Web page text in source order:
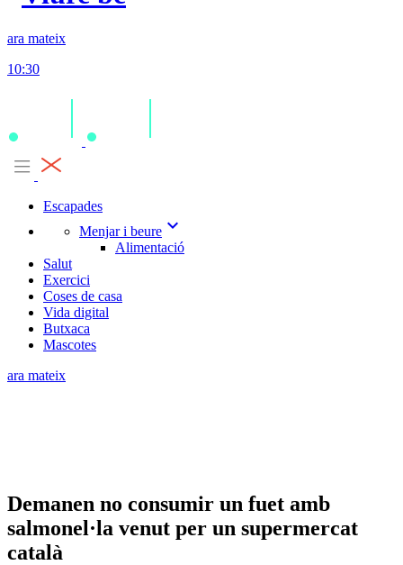
ara mateix
10:30
Escapades
Menjar i beure expand_more
Alimentació
Salut
Exercici
Coses de casa
Vida digital
Butxaca
Mascotes
ara mateix
Demanen no consumir un fuet amb
salmonel·la venut per un supermercat
català